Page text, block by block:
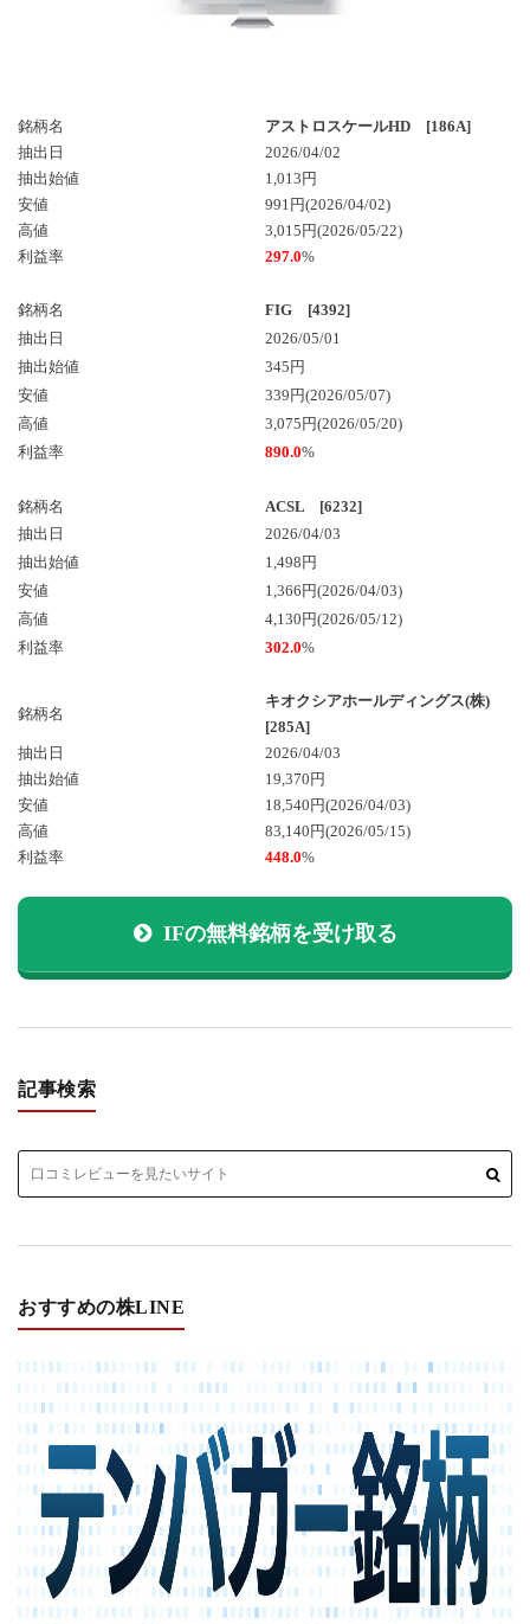
銘柄名
アストロスケールHD [186A]
抽出日
2026/04/02
抽出始値
1,013円
安値
991円(2026/04/02)
高値
3,015円(2026/05/22)
利益率
297.0%
銘柄名
FIG [4392]
抽出日
2026/05/01
抽出始値
345円
安値
339円(2026/05/07)
高値
3,075円(2026/05/20)
利益率
890.0%
銘柄名
ACSL [6232]
抽出日
2026/04/03
抽出始値
1,498円
安値
1,366円(2026/04/03)
高値
4,130円(2026/05/12)
利益率
302.0%
銘柄名
キオクシアホールディングス(株)
[285A]
抽出日
2026/04/03
抽出始値
19,370円
安値
18,540円(2026/04/03)
高値
83,140円(2026/05/15)
利益率
448.0%
IFの無料銘柄を受け取る
記事検索
おすすめの株LINE